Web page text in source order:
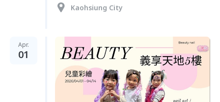
Kaohsiung City
Apr.
01